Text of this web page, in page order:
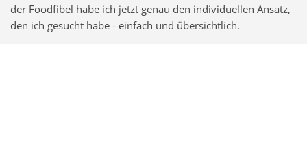
der Foodfibel habe ich jetzt genau den individuellen Ansatz,
den ich gesucht habe - einfach und übersichtlich.